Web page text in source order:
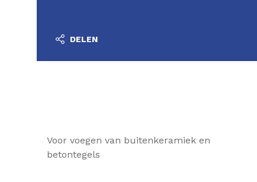
DELEN
Voor voegen van buitenkeramiek en
betontegels